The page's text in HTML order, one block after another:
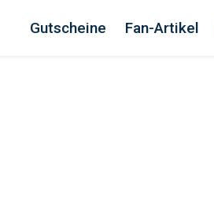
Gutscheine Fan-Artikel